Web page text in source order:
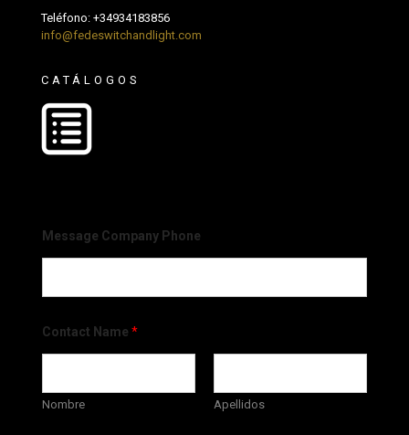
Teléfono: +34934183856
info@fedeswitchandlight.com
CATÁLOGOS
Message Company Phone
Contact Name *
Nombre Apellidos